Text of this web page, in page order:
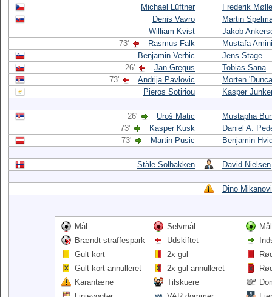
Michael Lüftner
Frederik
Denis Vavro
Martin
William Kvist
Jakob
73'
Rasmus Falk
Mustafa Amini
Benjamin Verbic
Jens Stage
26'
Jan Gregus
Tobias Sana
73'
Andrija Pavlovic
Morten
Pieros Sotiriou
Kasper
26' Uroš Matic
Mustapha
73'
Kasper Kusk
Daniel A.
73'
Martin Pusic Benjamin
Ståle Solbakken David Nielsen
Dino
Mål Selvmål
Brændt straffespark
Udskiftet
Gult kort
2x gul
Gult kort annulleret
2x gul annulleret
Karantæne
Tilskuere